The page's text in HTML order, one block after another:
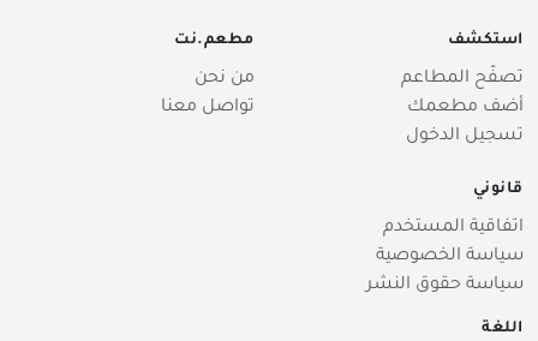
استكشف
تصفّح المطاعم
أضف مطعمك
تسجيل الدخول
مطعم.نت
من نحن
تواصل معنا
قانوني
اتفاقية المستخدم
سياسة الخصوصية
سياسة حقوق النشر
اللغة